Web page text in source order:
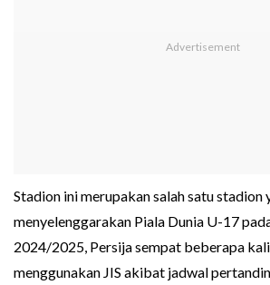
Stadion ini merupakan salah satu stadion
menyelenggarakan Piala Dunia U-17
2024/2025, Persija sempat beberapa
menggunakan JIS akibat jadwal